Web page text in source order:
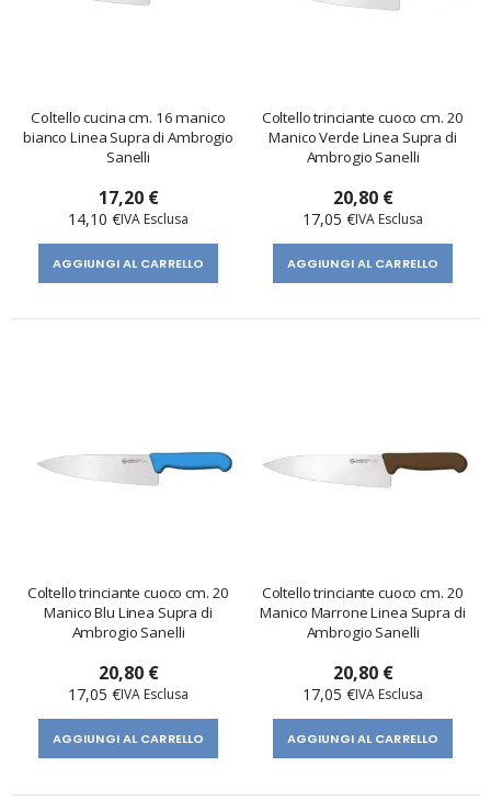
Coltello cucina cm. 16 manico
bianco Linea Supra di Ambrogio
Sanelli
17,20 €
14,10 €
AGGIUNGI AL CARRELLO
Coltello trinciante cuoco cm. 20
Manico Verde Linea Supra di
Ambrogio Sanelli
20,80 €
17,05 €
AGGIUNGI AL CARRELLO
Coltello trinciante cuoco cm. 20
Manico Blu Linea Supra di
Ambrogio Sanelli
20,80 €
17,05 €
AGGIUNGI AL CARRELLO
Coltello trinciante cuoco cm. 20
Manico Marrone Linea Supra di
Ambrogio Sanelli
20,80 €
17,05 €
AGGIUNGI AL CARRELLO